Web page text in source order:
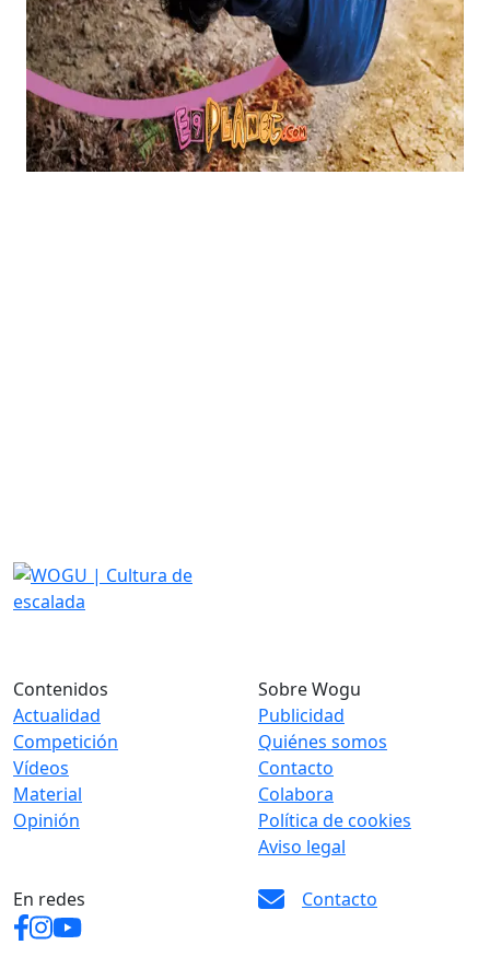
Contenidos
Actualidad
Competición
Vídeos
Material
Opinión
Sobre Wogu
Publicidad
Quiénes somos
Contacto
Colabora
Política de cookies
Aviso legal
En redes Contacto